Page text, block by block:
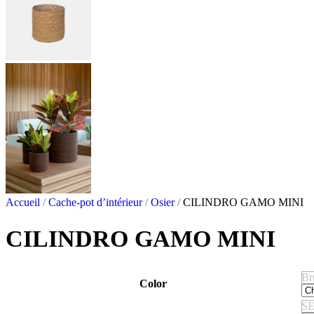
Accueil / Cache-pot d’intérieur/ Osier/ CILINDRO GAMO MINI
CILINDRO GAMO MINI
Color